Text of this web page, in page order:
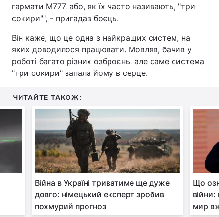
гармати М777, або, як їх часто називають, "три
сокири"", - пригадав боєць.
Він каже, що це одна з найкращих систем, на
яких доводилося працювати. Мовляв, бачив у
роботі багато різних озброєнь, але саме система
"три сокири" запала йому в серце.
ЧИТАЙТЕ ТАКОЖ:
Війна в Україні триватиме ще дуже
довго: німецький експерт зробив
похмурий прогноз
Що
війни:
мир